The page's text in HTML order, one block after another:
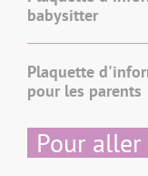
babysitter
Plaquette
pour les parents
Pour